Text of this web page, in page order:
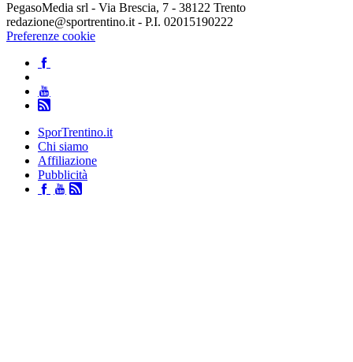
PegasoMedia srl - Via Brescia, 7 - 38122 Trento
redazione@sportrentino.it - P.I. 02015190222
Preferenze cookie
SporTrentino.it
Chi siamo
Affiliazione
Pubblicità